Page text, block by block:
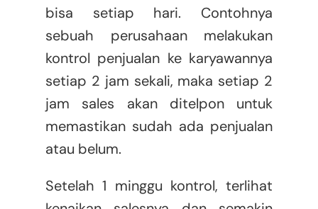
bisa setiap hari. Contohnya
sebuah perusahaan melakukan
kontrol penjualan ke karyawannya
setiap 2 jam sekali, maka setiap 2
jam sales akan ditelpon untuk
memastikan sudah ada penjualan
atau belum.
Setelah 1 minggu kontrol, terlihat